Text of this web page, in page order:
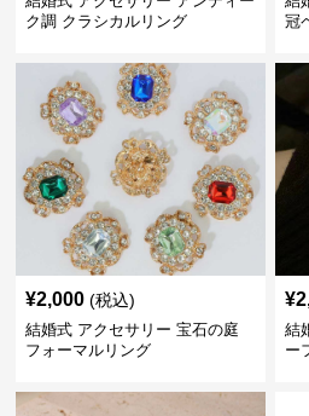
ク調 クラシカルリング
冠
¥2,000 (税込)
結婚式 アクセサリー 宝石の庭
フォーマルリング
¥
結
ー